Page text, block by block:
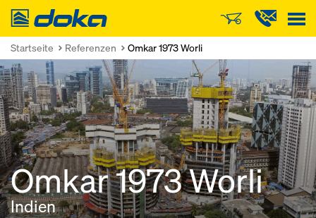
Doka
Startseite Referenzen Omkar 1973 Worli
Omkar 1973 Worli
Indien